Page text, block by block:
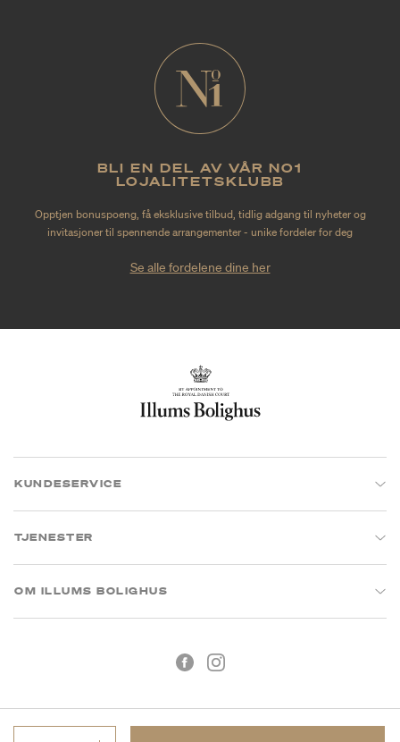
BLI EN DEL AV VÅR NO1
LOJALITETSKLUBB
Opptjen bonuspoeng, få eksklusive tilbud, tidlig adgang til nyheter og
invitasjoner til spennende arrangementer - unike fordeler for deg
Se alle fordelene dine her
KUNDESERVICE
TJENESTER
OM ILLUMS BOLIGHUS